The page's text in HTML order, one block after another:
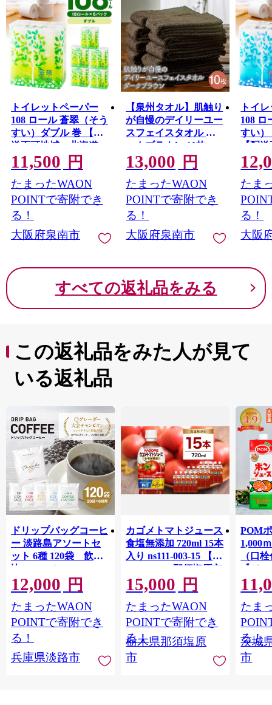
平野部においては、玉ねぎ、水なす、里芋、花き等、
泉州特産の農作物が栽培されています。関西国際空港の
対岸のりんくうタウンでは、様々な製造業をはじめとす
る事業所が集積し、岡田と樽井にある漁港では大阪湾で
とれた新鮮な海産物が水揚げされ、海岸部にはSENNAN
LONG PARK（泉南ロングパーク）を設け、にぎわいを
創出し、レクリエーションゾーンとして再生させ、泉南
市のまちづくりの拠点とすることをめざしています。
トイレットペーパー
108 ロール 蒼翠（そう
すい）ダブル 巻 【配
送不可地域：北海道・
沖縄】【020D-006】
11,500 円
たまったWAON
POINTで寄附でき
る！
大阪府泉南市
【泉州タオル】肌触り
が自慢のデイリーユー
スフェイスタオル ダ
ークブラウン 10枚
【配送不可地域：北海
道・沖縄・離島】
【039D-246】
13,000 円
たまったWAON
POINTで寄附でき
る！
大阪府泉南市
トイ
108 ロ
すい）
【配
道・
013】
たま
る！
大阪
すべての返礼品をみる
この返礼品をみた人が見て
いる返礼品
ドリップバッグコーヒ
ー 淡路島アソートセ
ット 6種 120袋 飲み
比べ コーヒー
12,000 円
たまったWAON
POINTで寄附でき
る！
兵庫県淡路市
カゴメトマトジュース
食塩無添加 720ml 15本
入り ns111-003-15 【
KAGOME 那須塩原市
ギフト トマト 野菜 ジ
ュース 飲料 ドリンク
健康 GABA 血圧 コレ
ステロール】
15,000 円
たまったWAON
POINTで寄附でき
る！
栃木県那須塩原
市
POM
1,000
（口
【ジ
Ｍ 爽
ジ 果
ンス
ンド
庫 ド
入れし
アタイ
たま
る！
茨城
市